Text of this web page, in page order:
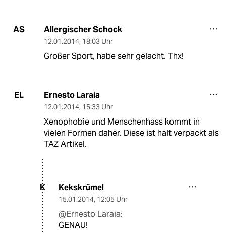
AS Allergischer Schock
12.01.2014, 18:03 Uhr
Großer Sport, habe sehr gelacht. Thx!
EL Ernesto Laraia
12.01.2014, 15:33 Uhr
Xenophobie und Menschenhass kommt in
vielen Formen daher. Diese ist halt verpackt als
TAZ Artikel.
K Kekskrümel
15.01.2014, 12:05 Uhr
@Ernesto Laraia:
GENAU!